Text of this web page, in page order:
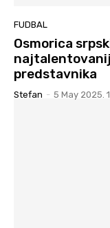
FUDBAL
Osmorica
predstavnika
Stefan - 5 May 2025.